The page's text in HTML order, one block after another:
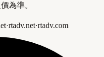
為準。
·rtadv.net·rtadv.com